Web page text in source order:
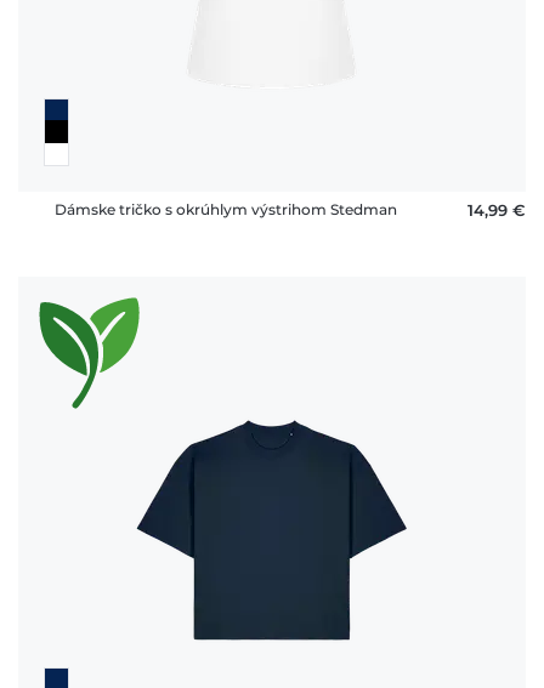
Dámske tričko s okrúhlym výstrihom Stedman 14,99 €